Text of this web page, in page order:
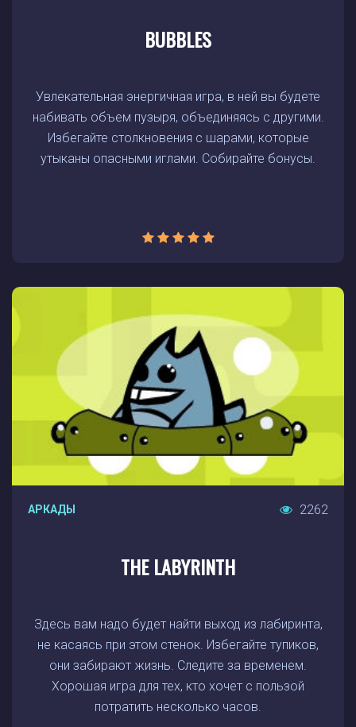
BUBBLES
Увлекательная энергичная игра, в ней вы будете
набивать объем пузыря, объединяясь с другими.
Избегайте столкновения с шарами, которые
утыканы опасными иглами. Собирайте бонусы.
АРКАДЫ 2262
THE LABYRINTH
Здесь вам надо будет найти выход из лабиринта,
не касаясь при этом стенок. Избегайте тупиков,
они забирают жизнь. Следите за временем.
Хорошая игра для тех, кто хочет с пользой
потратить несколько часов.